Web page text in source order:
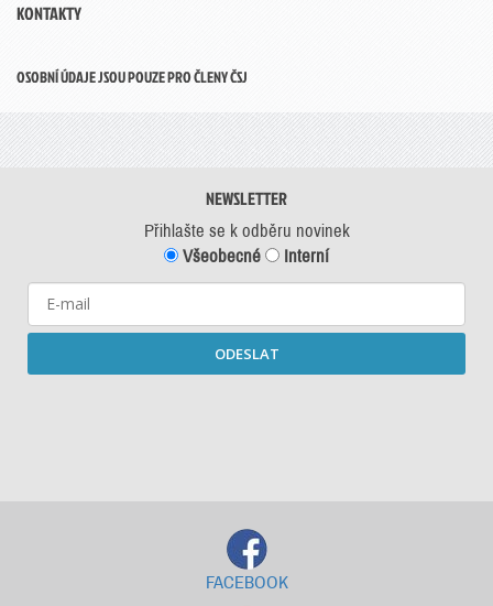
KONTAKTY
OSOBNÍ ÚDAJE JSOU POUZE PRO ČLENY ČSJ
NEWSLETTER
Přihlašte se k odběru novinek
Všeobecné
Interní
ODESLAT
FACEBOOK